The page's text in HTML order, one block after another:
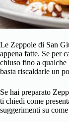
Le Zeppole di San
appena fatte. Se per
chiuso fino a
basta riscaldarle un
Se hai preparato
ti chiedi come
suggerimenti su